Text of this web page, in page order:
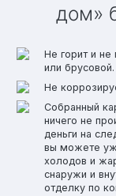
дом»
Не горит и не
или брусовой.
Не
Собранный
ничего не
деньги на
вы можете
холодов и
снаружи и
отделку по